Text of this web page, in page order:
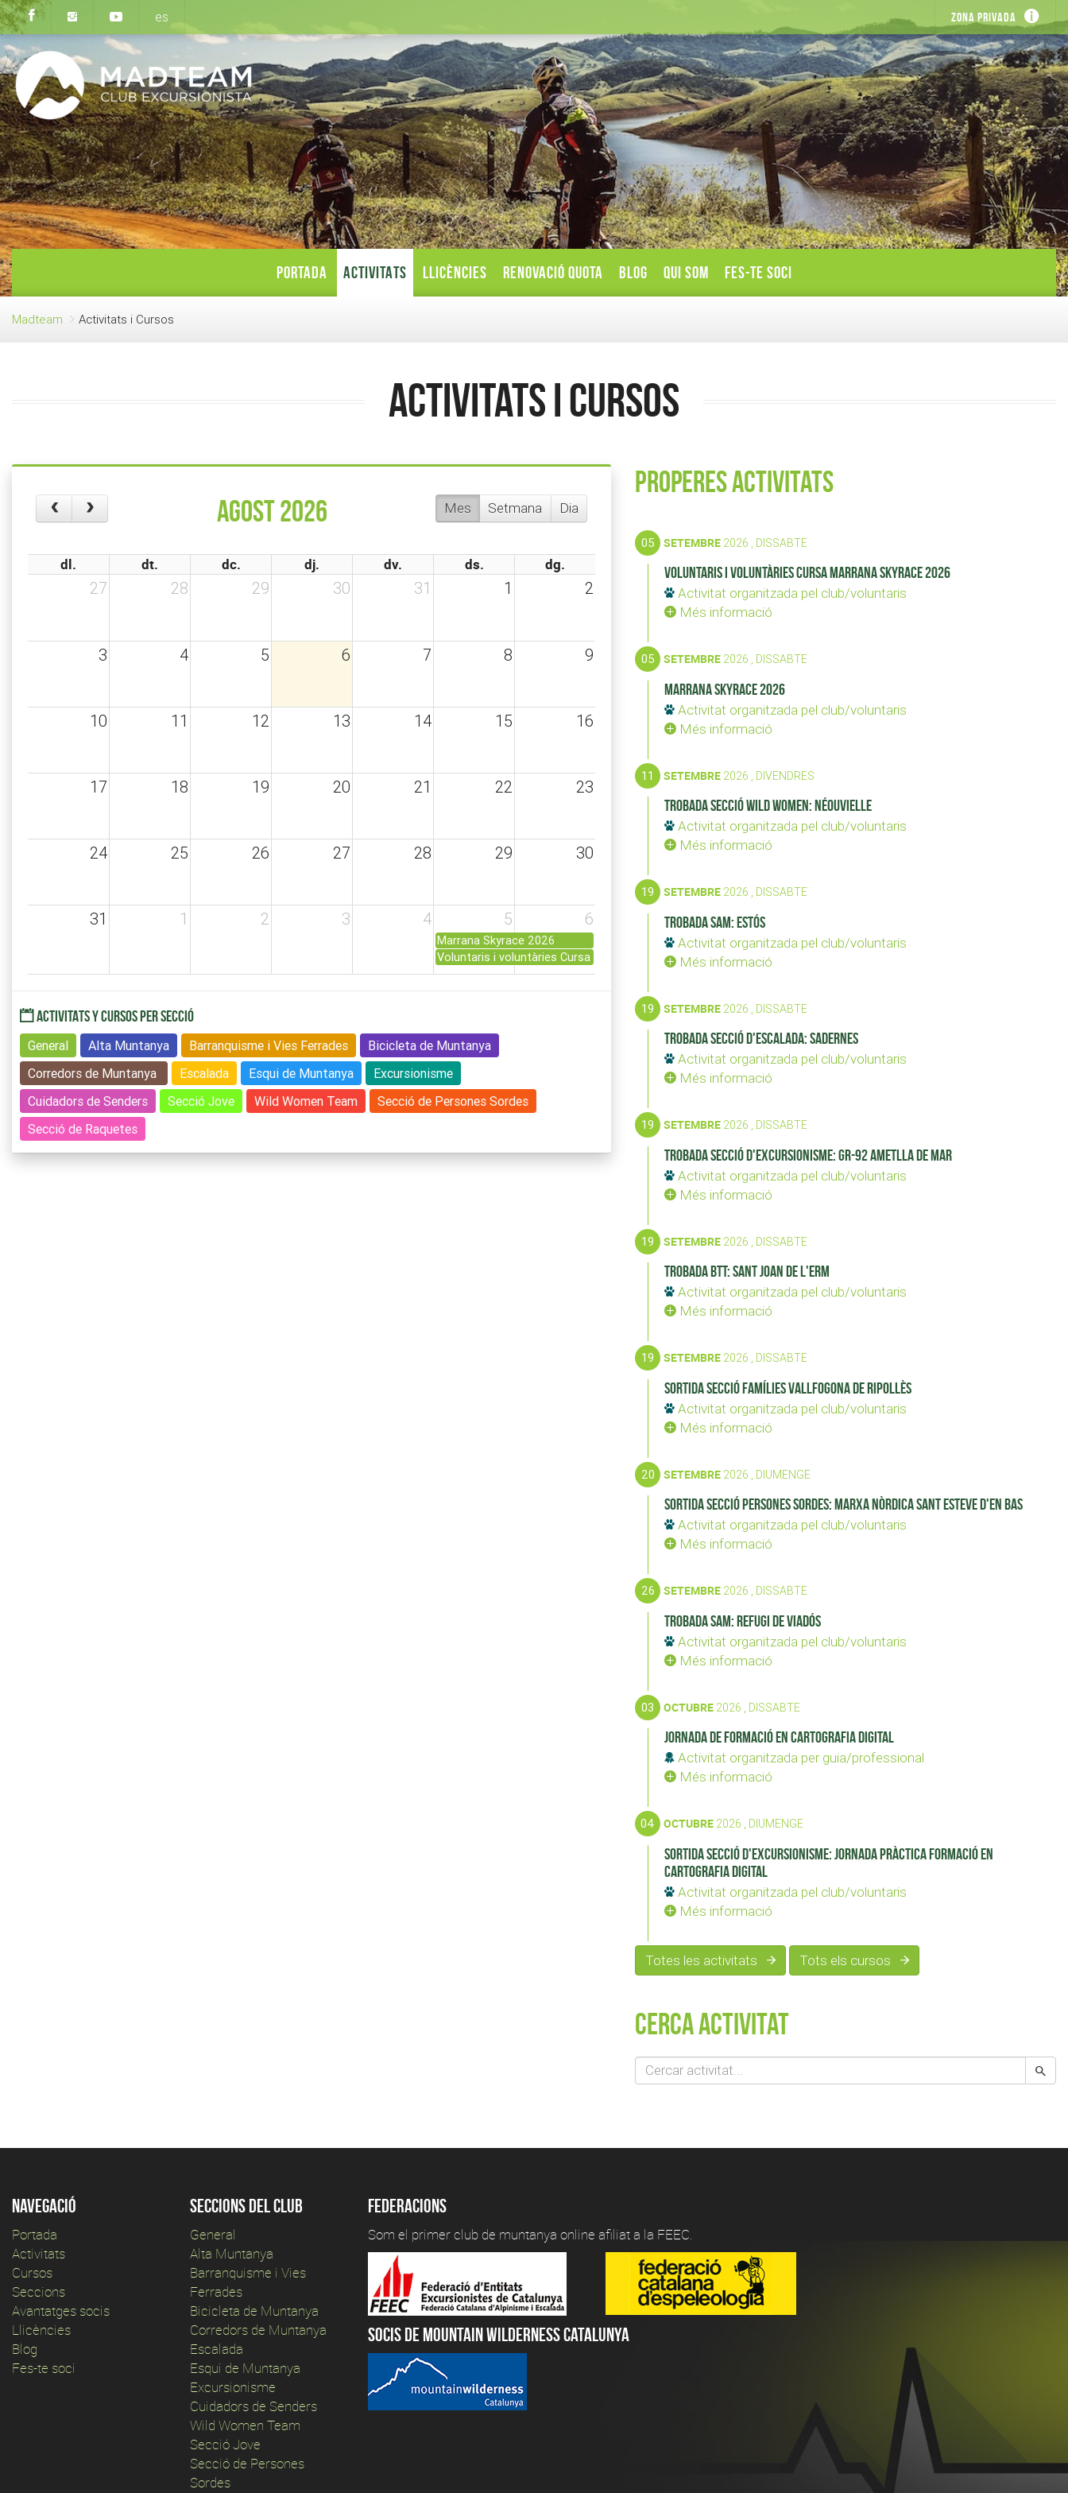
es Zona privada
PORTADA ACTIVITATS LLICÈNCIES RENOVACIÓ QUOTA BLOG QUI SOM FES-TE SOCI
Madteam Activitats i Cursos
Activitats i Cursos
Mes Setmana Dia
agost 2026
dl. dt. dc. dj. dv. ds. dg.
27 28 29 30 31 1 2
3 4 5 6 7 8 9
10 11 12 13 14 15 16
17 18 19 20 21 22 23
24 25 26 27 28 29 30
31 1 2 3 4 5 6
Marrana Skyrace 2026
Voluntaris i voluntàries Cursa Marrana Skyrace 2026
ACTIVITATS Y CURSOS PER SECCIÓ
General Alta Muntanya Barranquisme i Vies Ferrades
Bicicleta de Muntanya
Corredors de Muntanya
Escalada Esqui de Muntanya
Excursionisme
Cuidadors de Senders
Secció Jove Wild Women Team
Secció de Persones Sordes
Secció de Raquetes
Properes activitats
05 SETEMBRE 2026 , DISSABTE
Voluntaris i voluntàries Cursa Marrana Skyrace 2026
Activitat organitzada pel club/voluntaris
Més informació
05 SETEMBRE 2026 , DISSABTE
Marrana Skyrace 2026
Activitat organitzada pel club/voluntaris
Més informació
11 SETEMBRE 2026 , DIVENDRES
Trobada secció Wild Women: Néouvielle
Activitat organitzada pel club/voluntaris
Més informació
19 SETEMBRE 2026 , DISSABTE
Trobada SAM: Estós
Activitat organitzada pel club/voluntaris
Més informació
19 SETEMBRE 2026 , DISSABTE
Trobada secció d'Escalada: Sadernes
Activitat organitzada pel club/voluntaris
Més informació
19 SETEMBRE 2026 , DISSABTE
Trobada secció d'Excursionisme: GR-92 Ametlla de Mar
Activitat organitzada pel club/voluntaris
Més informació
19 SETEMBRE 2026 , DISSABTE
Trobada BTT: Sant Joan de l'Erm
Activitat organitzada pel club/voluntaris
Més informació
19 SETEMBRE 2026 , DISSABTE
Sortida secció Famílies Vallfogona de Ripollès
Activitat organitzada pel club/voluntaris
Més informació
20 SETEMBRE 2026 , DIUMENGE
Sortida secció Persones Sordes: Marxa nòrdica Sant Esteve d'en Bas
Activitat organitzada pel club/voluntaris
Més informació
26 SETEMBRE 2026 , DISSABTE
Trobada SAM: Refugi de Viadós
Activitat organitzada pel club/voluntaris
Més informació
03 OCTUBRE 2026 , DISSABTE
Jornada de formació en cartografia digital
Activitat organitzada per guia/professional
Més informació
04 OCTUBRE 2026 , DIUMENGE
Sortida secció d'Excursionisme: Jornada pràctica formació en
cartografia digital
Activitat organitzada pel club/voluntaris
Més informació
Totes les activitats Tots els cursos
Cerca activitat
Navegació
Portada
Activitats
Cursos
Seccions
Avantatges socis
Llicències
Blog
Fes-te soci
Seccions del club
General
Alta Muntanya
Barranquisme i Vies
Ferrades
Bicicleta de Muntanya
Corredors de Muntanya
Escalada
Esqui de Muntanya
Excursionisme
Cuidadors de Senders
Wild Women Team
Secció Jove
Secció de Persones
Sordes
Federacions
Som el primer club de muntanya online afiliat a la FEEC.
Socis de Mountain Wilderness Catalunya